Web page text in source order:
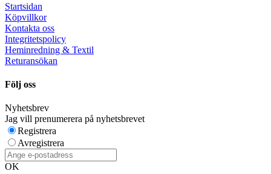
Startsidan
Köpvillkor
Kontakta oss
Integritetspolicy
Heminredning & Textil
Returansökan
Följ oss
Nyhetsbrev
Jag vill prenumerera på nyhetsbrevet
Registrera
Avregistrera
OK